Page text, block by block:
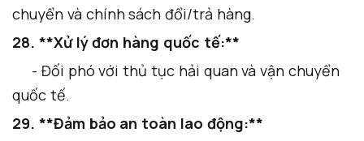
chuyển và chính sách đổi/trả hàng.
28. **Xử lý đơn hàng quốc tế:**
- Đối phó với thủ tục hải quan và vận chuyển
quốc tế.
29. **Đảm bảo an toàn lao động:**